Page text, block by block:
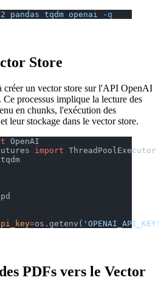
pandas tqdm openai -q
Store
créer un vector store sur l'API OpenAI
processus implique la lecture des
en chunks, l'exécution des
leur stockage dans le vector store.
OpenAI
import ThreadPoolExecutor
tqdm
pd
=os.getenv( 'OPENAI_API_KEY'
PDFs vers le Vector